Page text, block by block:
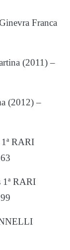
Franca
(2011) –
(2012) –
RARI
1ª RARI